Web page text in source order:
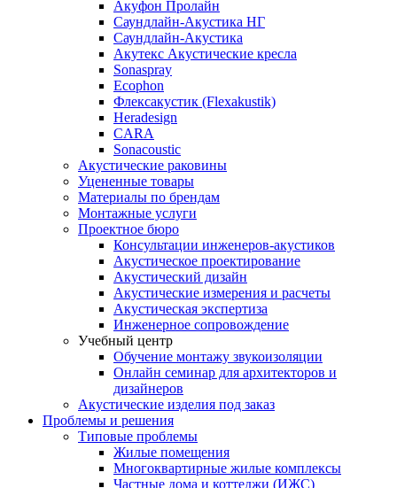
Акуфон Пролайн
Саундлайн-Акустика НГ
Саундлайн-Акустика
Акутекс Акустические кресла
Sonaspray
Ecophon
Флексакустик (Flexakustik)
Heradesign
CARA
Sonacoustic
Акустические раковины
Уцененные товары
Материалы по брендам
Монтажные услуги
Проектное бюро
Консультации инженеров-акустиков
Акустическое проектирование
Акустический дизайн
Акустические измерения и расчеты
Акустическая экспертиза
Инженерное сопровождение
Учебный центр
Обучение монтажу звукоизоляции
Онлайн семинар для архитекторов и
дизайнеров
Акустические изделия под заказ
Проблемы и решения
Типовые проблемы
Жилые помещения
Многоквартирные жилые комплексы
Частные дома и коттеджи (ИЖС)